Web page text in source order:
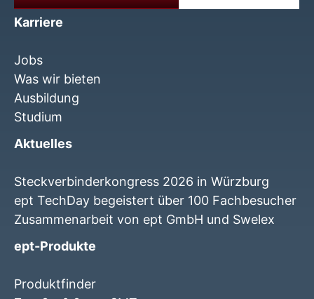
Karriere
Jobs
Was wir bieten
Ausbildung
Studium
Aktuelles
Steckverbinderkongress 2026 in Würzburg
ept TechDay begeistert über 100 Fachbesucher
Zusammenarbeit von ept GmbH und Swelex
ept-Produkte
Produktfinder